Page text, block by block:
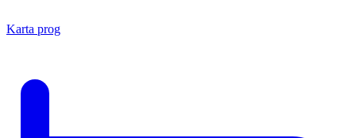
Karta prog